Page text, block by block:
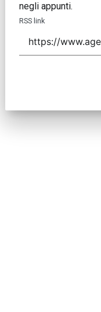
negli appunti.
RSS link